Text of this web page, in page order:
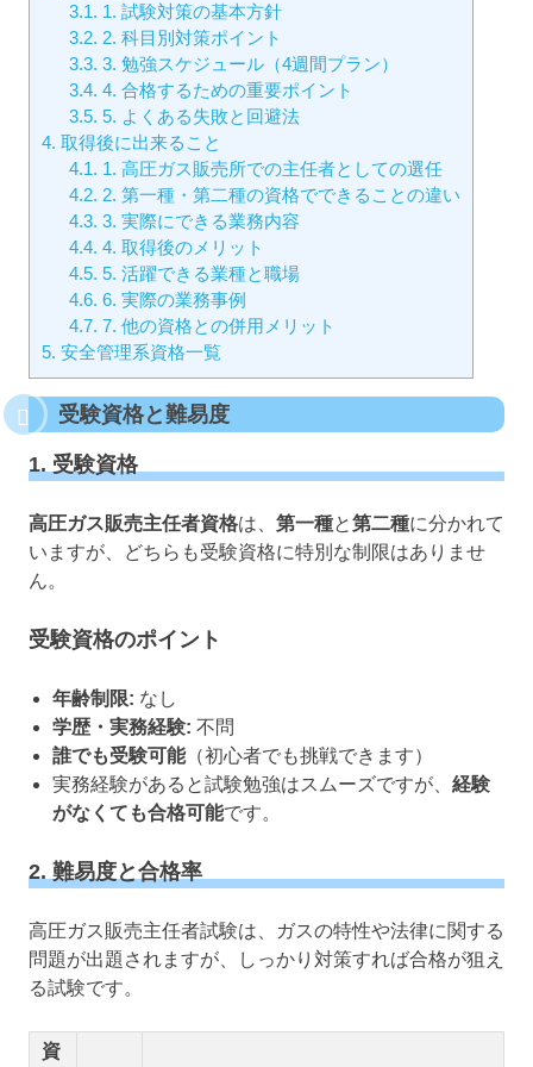
3.1. 1. 試験対策の基本方針
3.2. 2. 科目別対策ポイント
3.3. 3. 勉強スケジュール（4週間プラン）
3.4. 4. 合格するための重要ポイント
3.5. 5. よくある失敗と回避法
4. 取得後に出来ること
4.1. 1. 高圧ガス販売所での主任者としての選任
4.2. 2. 第一種・第二種の資格でできることの違い
4.3. 3. 実際にできる業務内容
4.4. 4. 取得後のメリット
4.5. 5. 活躍できる業種と職場
4.6. 6. 実際の業務事例
4.7. 7. 他の資格との併用メリット
5. 安全管理系資格一覧
受験資格と難易度
1. 受験資格
高圧ガス販売主任者資格は、 第一種と第二種に分かれて
いますが、どちらも受験資格に特別な制限はありませ
ん。
受験資格のポイント
年齢制限: なし
学歴・実務経験: 不問
誰でも受験可能（初心者でも挑戦できます）
実務経験があると試験勉強はスムーズですが、 経験
がなくても合格可能です。
2. 難易度と合格率
高圧ガス販売主任者試験は、ガスの特性や法律に関する
問題が出題されますが、しっかり対策すれば合格が狙え
る試験です。
資